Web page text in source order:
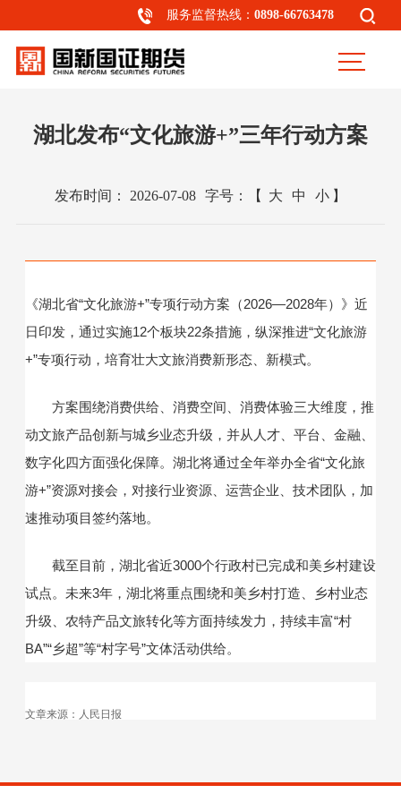
服务监督热线：0898-66763478
湖北发布“文化旅游+”三年行动方案
发布时间： 2026-07-08 字号： 【 大 中 小 】
《湖北省“文化旅游+”专项行动方案（2026—2028年）》近
日印发，通过实施12个板块22条措施，纵深推进“文化旅游
+”专项行动，培育壮大文旅消费新形态、新模式。
方案围绕消费供给、消费空间、消费体验三大维度，推
动文旅产品创新与城乡业态升级，并从人才、平台、金融、
数字化四方面强化保障。湖北将通过全年举办全省“文化旅
游+”资源对接会，对接行业资源、运营企业、技术团队，加
速推动项目签约落地。
截至目前，湖北省近3000个行政村已完成和美乡村建设
试点。未来3年，湖北将重点围绕和美乡村打造、乡村业态
升级、农特产品文旅转化等方面持续发力，持续丰富“村
BA”“乡超”等“村字号”文体活动供给。
文章来源：人民日报